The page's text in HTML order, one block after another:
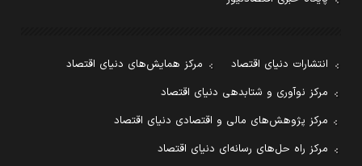
انتشارات دنیای اقتصاد
مرکز همایش‌های دنیای اقتصاد
مرکز نوآوری و شتابدهی دنیای اقتصاد
مرکز پژوهش‌های مالی و اقتصادی دنیای اقتصاد
مرکز راه حل‌های رسانه‌ای دنیای اقتصاد